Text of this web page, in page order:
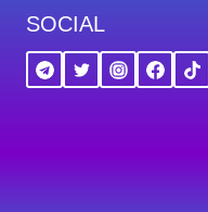
SOCIAL